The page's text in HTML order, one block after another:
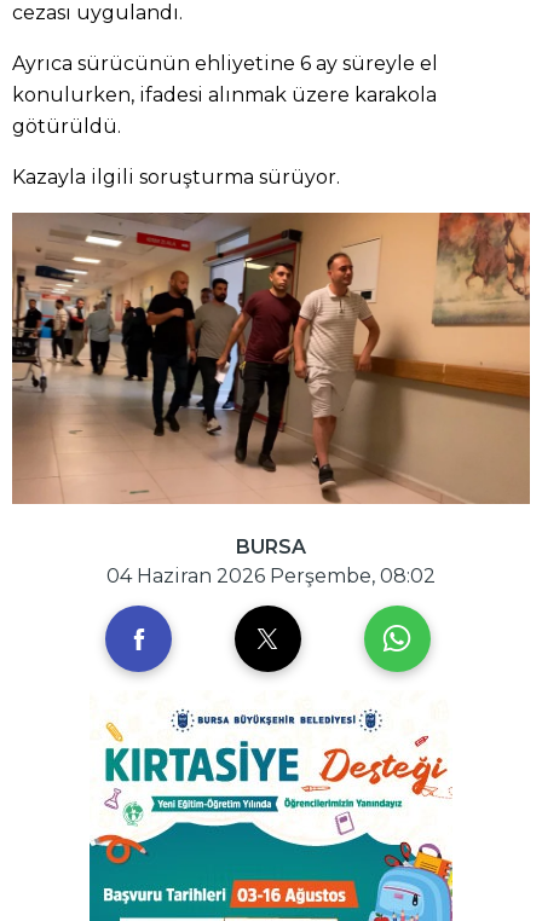
cezası uygulandı.
Ayrıca sürücünün ehliyetine 6 ay süreyle el
konulurken, ifadesi alınmak üzere karakola
götürüldü.
Kazayla ilgili soruşturma sürüyor.
BURSA
04 Haziran 2026 Perşembe, 08:02